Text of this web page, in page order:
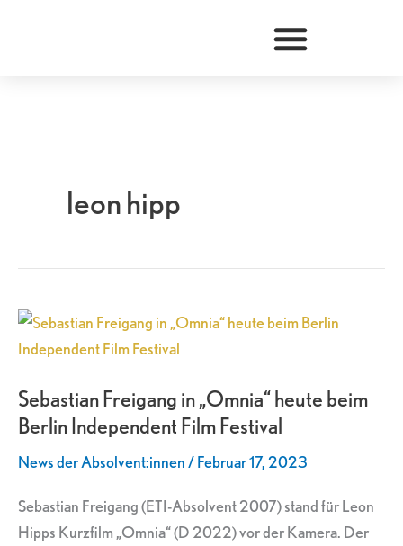
leon hipp
Sebastian Freigang in „Omnia“ heute beim
Berlin Independent Film Festival
News der Absolvent:innen/Februar 17, 2023
Sebastian Freigang (ETI-Absolvent 2007) stand für Leon
Hipps Kurzfilm „Omnia“ (D 2022) vor der Kamera. Der
Sebastian
Freigang
„Omnia“
heute
beim
Independent
Film